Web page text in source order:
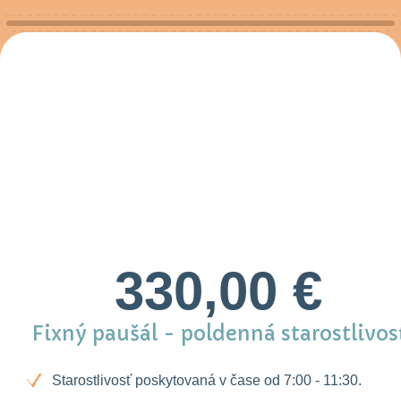
330,00 €
Fixný paušál - poldenná
Starostlivosť poskytovaná v čase od 7:00 - 11:30.